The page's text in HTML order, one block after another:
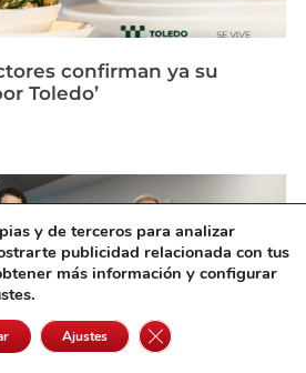
confirman ya su
Toledo’
y de terceros para analizar
publicidad relacionada con tus
más información y configurar
Ajustes Cerrar el banner de